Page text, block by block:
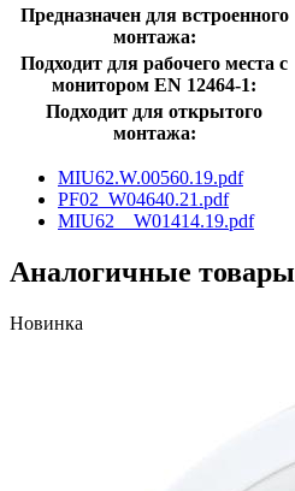
Предназначен для встроенного
монтажа:
Подходит для рабочего места с
монитором EN 12464-1:
Подходит для открытого
монтажа:
MIU62.W.00560.19.pdf
PF02_W04640.21.pdf
MIU62__W01414.19.pdf
Аналогичные товары
Новинка